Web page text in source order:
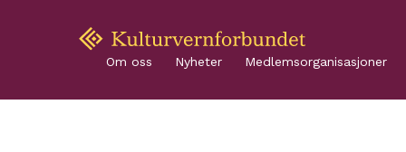
Om oss Nyheter Medlemsorganisasjoner